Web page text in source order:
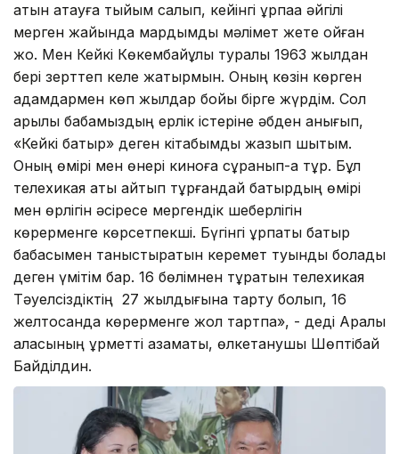
атын атауға тыйым салып, кейінгі ұрпаққа әйгілі
мерген жайында мардымды мәлімет жете қойған
жоқ. Мен Кейкі Көкембайұлы туралы 1963 жылдан
бері зерттеп келе жатырмын. Оның көзін көрген
адамдармен көп жылдар бойы бірге жүрдім. Сол
арқылы бабамыздың ерлік істеріне әбден қанығып,
«Кейкі батыр» деген кітабымды жазып шықтым.
Оның өмірі мен өнері киноға сұранып-ақ тұр. Бұл
телехикая аты айтып тұрғандай батырдың өмірі
мен өрлігін әсіресе мергендік шеберлігін
көрерменге көрсетпекші. Бүгінгі ұрпақты батыр
бабасымен таныстыратын керемет туынды болады
деген үмітім бар. 16 бөлімнен тұратын телехикая
Тәуелсіздіктің 27 жылдығына тарту болып, 16
желтоқсанда көрерменге жол тартпақ», - деді Арқалық
қаласының құрметті азаматы, өлкетанушы Шөптібай
Байділдин.